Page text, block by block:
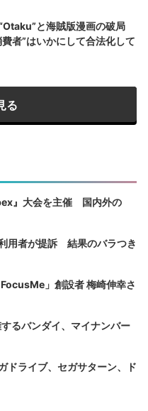
と海賊版漫画の破局
者”はいかにして合法化して
る
』大会を主催 国内外の
用者が提訴 結果のバラつき
」創設者 梅崎伸幸さ
るバンダイ、マイナンバー
ライブ、セガサターン、ド